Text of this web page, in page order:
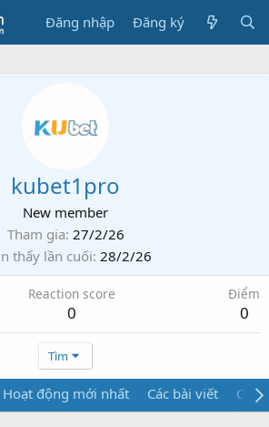
Đăng nhập Đăng ký
kubet1pro
New member
Tham gia 27/2/26
thấy lần cuối 28/2/26
Reaction score
0
Điểm
0
Tìm
Hoạt động mới nhất Các bài viết Giới